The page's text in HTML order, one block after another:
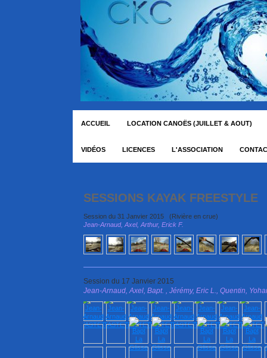
ACCUEIL LOCATION CANOËS (JUILLET & AOUT)
VIDÉOS LICENCES L'ASSOCIATION
SESSIONS KAYAK
Session du 31 Janvier 2015 (Rivière en crue)
Jean-Arnaud, Axel, Arthur, Erick F.
Session du 17 Janvier 2015
Jean-Arnaud, Axel, Bapt. , Jérémy, Eric L., Quentin,